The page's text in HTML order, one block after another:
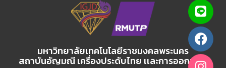
มหาวิทยาลัยเทคโนโลยีราชมงคลพระนคร
สถาบันอัญมณี เครื่องประดับไทย เเละการออกเเบบ